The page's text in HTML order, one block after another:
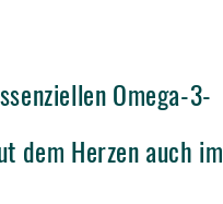
Omega-3-
dem Herzen auch im